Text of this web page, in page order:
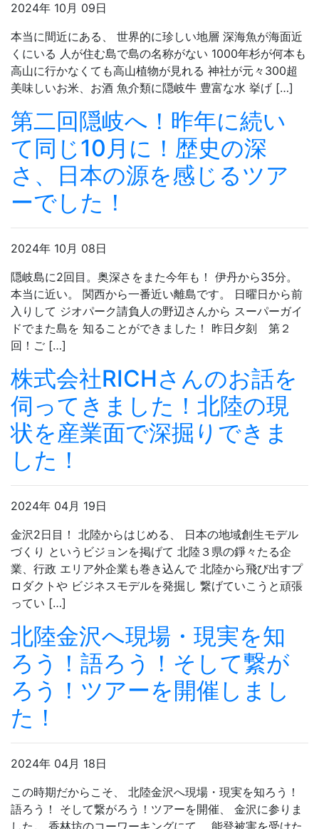
2024年 10月 09日
本当に間近にある、 世界的に珍しい地層 深海魚が海面近
くにいる 人が住む島で島の名称がない 1000年杉が何本も
高山に行かなくても高山植物が見れる 神社が元々300超
美味しいお米、お酒 魚介類に隠岐牛 豊富な水 挙げ […]
第二回隠岐へ！昨年に続い
て同じ10月に！歴史の深
さ、日本の源を感じるツア
ーでした！
2024年 10月 08日
隠岐島に2回目。奥深さをまた今年も！ 伊丹から35分。
本当に近い。 関西から一番近い離島です。 日曜日から前
入りして ジオパーク請負人の野辺さんから スーパーガイ
ドでまた島を 知ることができました！ 昨日夕刻 第２
回！ご […]
株式会社RICHさんのお話を
伺ってきました！北陸の現
状を産業面で深掘りできま
した！
2024年 04月 19日
金沢2日目！ 北陸からはじめる、 日本の地域創生モデル
づくり というビジョンを掲げて 北陸３県の錚々たる企
業、行政 エリア外企業も巻き込んで 北陸から飛び出すプ
ロダクトや ビジネスモデルを発掘し 繋げていこうと頑張
ってい […]
北陸金沢へ現場・現実を知
ろう！語ろう！そして繋が
ろう！ツアーを開催しまし
た！
2024年 04月 18日
この時期だからこそ、 北陸金沢へ現場・現実を知ろう！
語ろう！ そして繋がろう！ツアーを開催、 金沢に参りま
した。 香林坊のコーワーキングにて、 能登被害を受けた